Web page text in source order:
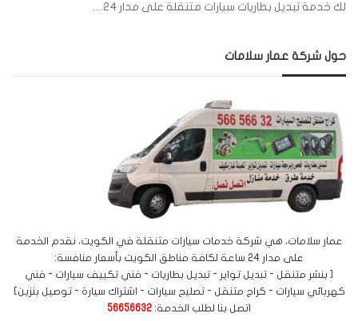
لك خدمة تبديل بطاريات سيارات متنقلة على مدار 24…
حول شركة عمار سلامات
عمار سلامات، هي شركة خدمات سيارات متنقلة في الكويت، نقدم الخدمة
على مدار 24 ساعة لكافة مناطق الكويت بأسعار منافسة:
[ بنشر متنقل - تبديل تواير - تبديل بطاريات - فني تكييف سيارات - فني
كهربائي سيارات - كراج متنقل - تصليح سيارات - اشتراك سيارة - توصيل بنزين]
اتصل بنا لطلب الخدمة: 56656632